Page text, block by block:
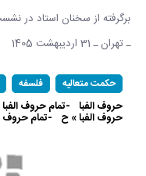
برگرفته از سخنان استاد در
ـ تهران ـ 31 اردیبهشت 1405
حکمت متعالیه فلسفه
حروف الفبا -تمام حروف
حروف الفبا » ح -تمام حروف